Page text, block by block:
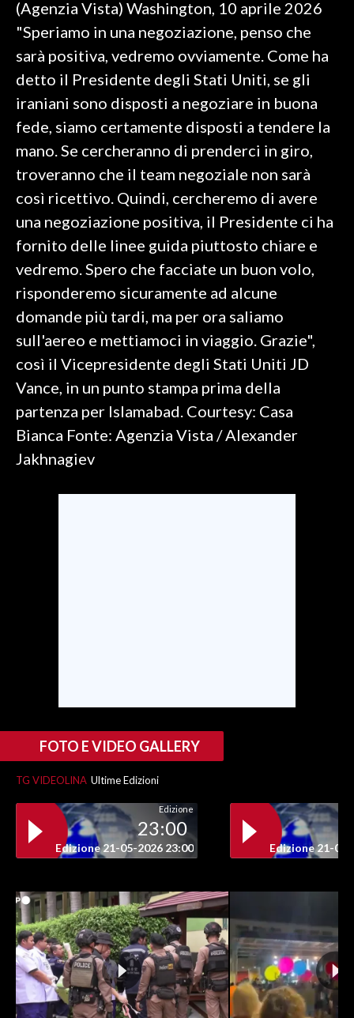
CALCIO REGIONALE
BASKET
VOLLEY
MOTORI
TENNIS
ALTRI SPORT
CULTURA
GOSSIP
SALUTE
SARDEGNA TURISMO
SARDI NEL MONDO
NOTIZIE
EVENTI
(Agenzia Vista) Washington, 10 aprile 2026
"Speriamo in una negoziazione, penso che
sarà positiva, vedremo ovviamente. Come ha
detto il Presidente degli Stati Uniti, se gli
iraniani sono disposti a negoziare in buona
fede, siamo certamente disposti a tendere la
mano. Se cercheranno di prenderci in giro,
troveranno che il team negoziale non sarà
così ricettivo. Quindi, cercheremo di avere
una negoziazione positiva, il Presidente ci ha
fornito delle linee guida piuttosto chiare e
vedremo. Spero che facciate un buon volo,
risponderemo sicuramente ad alcune
domande più tardi, ma per ora saliamo
sull'aereo e mettiamoci in viaggio. Grazie",
così il Vicepresidente degli Stati Uniti JD
Vance, in un punto stampa prima della
partenza per Islamabad. Courtesy: Casa
Bianca Fonte: Agenzia Vista / Alexander
Jakhnagiev
FOTO E VIDEO GALLERY
TG VIDEOLINA Ultime Edizioni
Edizione
23:00
Edizione 21-05-2026 23:00 Edizione 21-05-